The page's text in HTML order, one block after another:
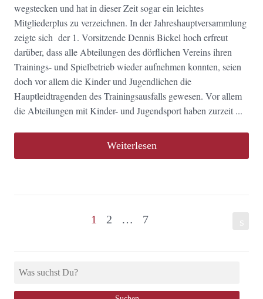
wegstecken und hat in dieser Zeit sogar ein leichtes
Mitgliederplus zu verzeichnen. In der Jahreshauptversammlung
zeigte sich der 1. Vorsitzende Dennis Bickel hoch erfreut
darüber, dass alle Abteilungen des dörflichen Vereins ihren
Trainings- und Spielbetrieb wieder aufnehmen konnten, seien
doch vor allem die Kinder und Jugendlichen die
Hauptleidtragenden des Trainingsausfalls gewesen. Vor allem
die Abteilungen mit Kinder- und Jugendsport haben zurzeit ...
Weiterlesen
1 2 … 7